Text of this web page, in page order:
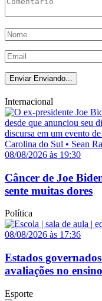
Enviar Enviando...
Internacional
08/08/2026 às 19:30
Câncer de Joe
sente muitas dores
Política
08/08/2026 às 17:36
Estados
avaliações no
Esporte